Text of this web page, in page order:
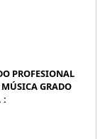
PROFESIONAL
GRADO
: